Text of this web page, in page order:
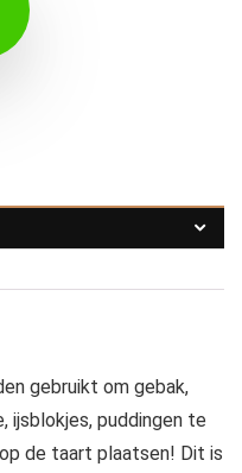
gebruikt om gebak,
ijsblokjes, puddingen te
de taart plaatsen! Dit is